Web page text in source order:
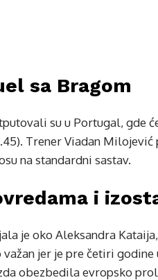
sa Bragom
su u Portugal, gde
Trener Viadan
na standardni sastav.
i
je oko Aleksandra
jer je pre četiri
obezbedila evropsko